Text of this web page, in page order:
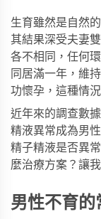
生育雖然是自然
其結果深受夫妻
各不相同，任何
同居滿一年，維
功懷孕，這種情
近年來的調查數據
精液異常成為男
精子精液是否異
麼治療方案？讓
男性不育的